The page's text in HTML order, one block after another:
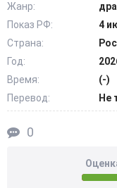
образ и настоящую
способно разрушить
тщательно
будущее. @Filmix.fan
Жанр:
Показ РФ:
4
Страна:
Год:
Время:
(-)
Перевод:
Не
0